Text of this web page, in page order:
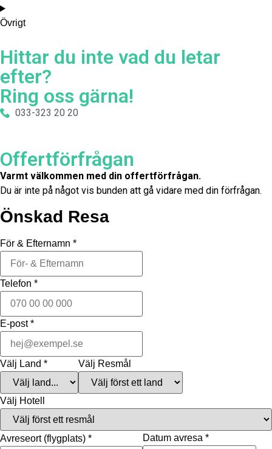
Övrigt
Hittar du inte vad du letar
efter?
Ring oss gärna!
033-323 20 20
Offertförfrågan
Varmt välkommen med din offertförfrågan.
Du är inte på något vis bunden att gå vidare med din förfrågan.
Önskad Resa
För & Efternamn *
Telefon *
E-post*
Välj Land * Välj Resmål
Välj Hotell
Avreseort (flygplats) * Datum avresa *